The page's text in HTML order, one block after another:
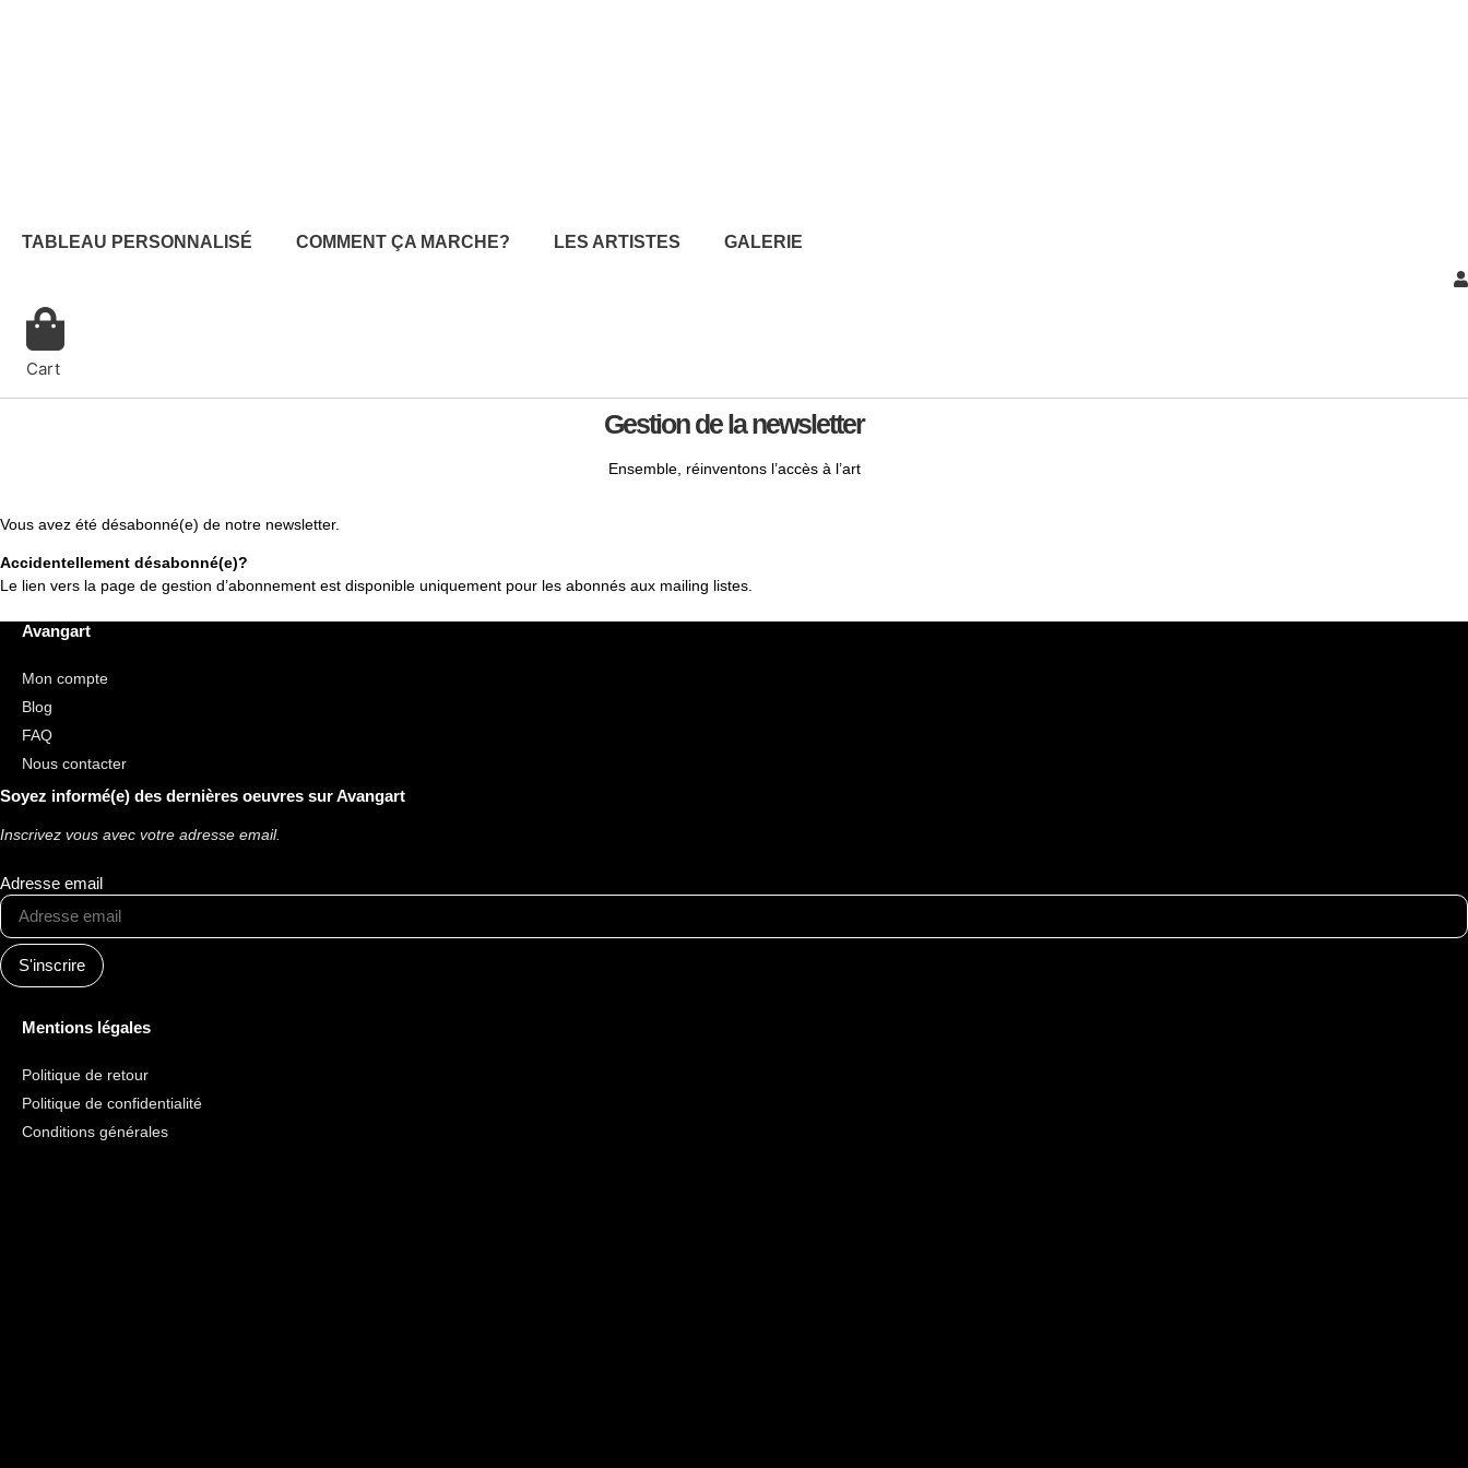
TABLEAU PERSONNALISÉ COMMENT ÇA MARCHE? LES ARTISTES GALERIE
Cart
Gestion de la newsletter
Ensemble, réinventons l’accès à l’art
Vous avez été désabonné(e) de notre newsletter.
Accidentellement désabonné(e)?
Le lien vers la page de gestion d’abonnement est disponible uniquement pour les abonnés aux mailing listes.
Avangart
Mon compte
Blog
FAQ
Nous contacter
Soyez informé(e) des dernières oeuvres sur Avangart
Inscrivez vous avec votre adresse email.
Adresse email
S'inscrire
Mentions légales
Politique de retour
Politique de confidentialité
Conditions générales